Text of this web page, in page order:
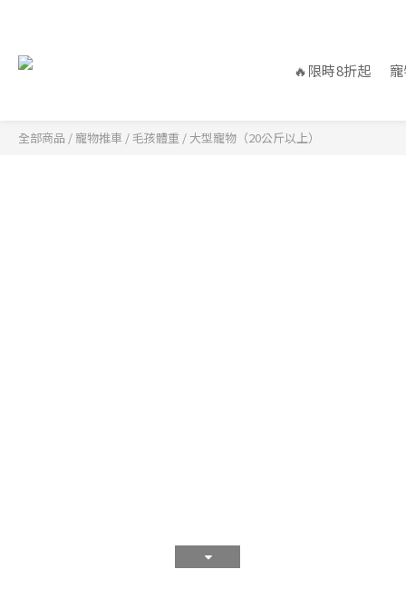
🔥限時8折起
全部商品 / 寵物推車 /毛孩體重 / 大型寵物（20公斤以上）